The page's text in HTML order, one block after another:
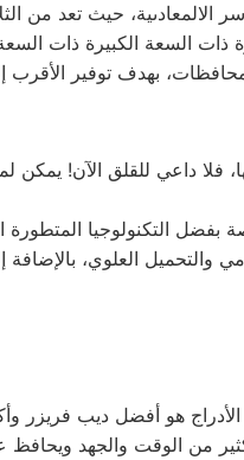
حيث تعد من
فلا داعي للقلق الآن!
بفضل التكنولوجيا
هو أفضل ديب فريزر
من الوقت والجهد